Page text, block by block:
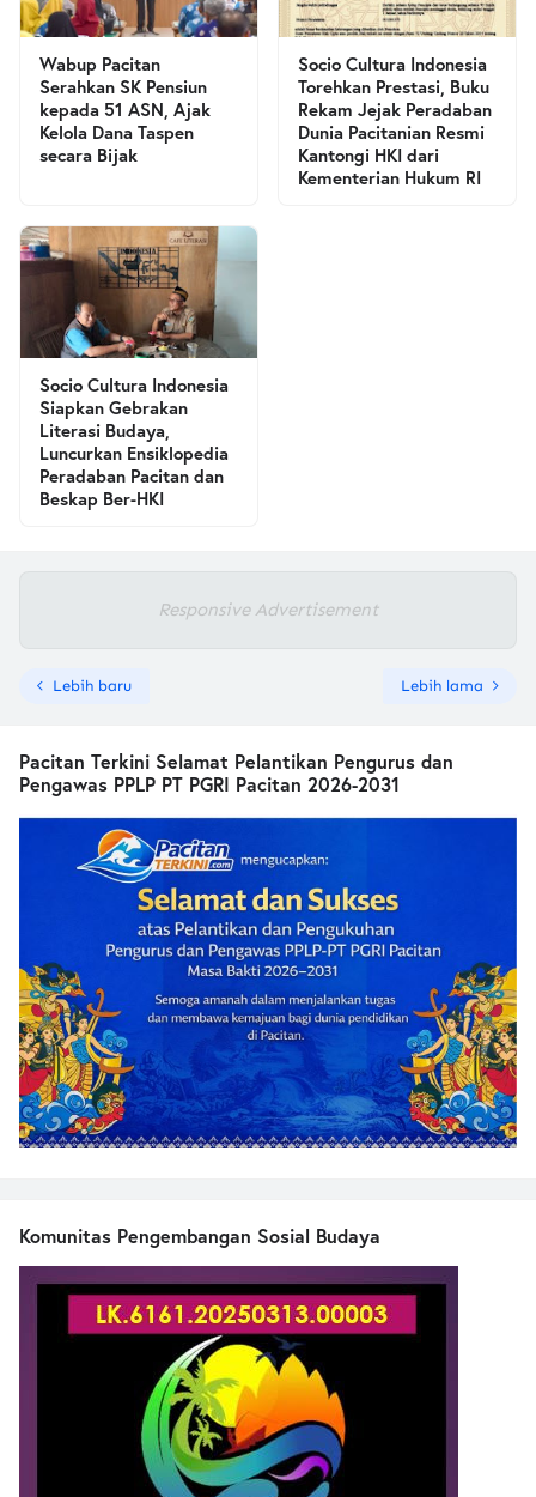
Wabup Pacitan
Serahkan SK Pensiun
kepada 51 ASN, Ajak
Kelola Dana Taspen
secara Bijak
Socio Cultura Indonesia
Torehkan Prestasi, Buku
Rekam Jejak Peradaban
Dunia Pacitanian Resmi
Kantongi HKI dari
Kementerian Hukum RI
Socio Cultura Indonesia
Siapkan Gebrakan
Literasi Budaya,
Luncurkan Ensiklopedia
Peradaban Pacitan dan
Beskap Ber-HKI
Responsive Advertisement
Lebih baru Lebih lama
Pacitan Terkini Selamat Pelantikan Pengurus dan
Pengawas PPLP PT PGRI Pacitan 2026-2031
Komunitas Pengembangan Sosial Budaya